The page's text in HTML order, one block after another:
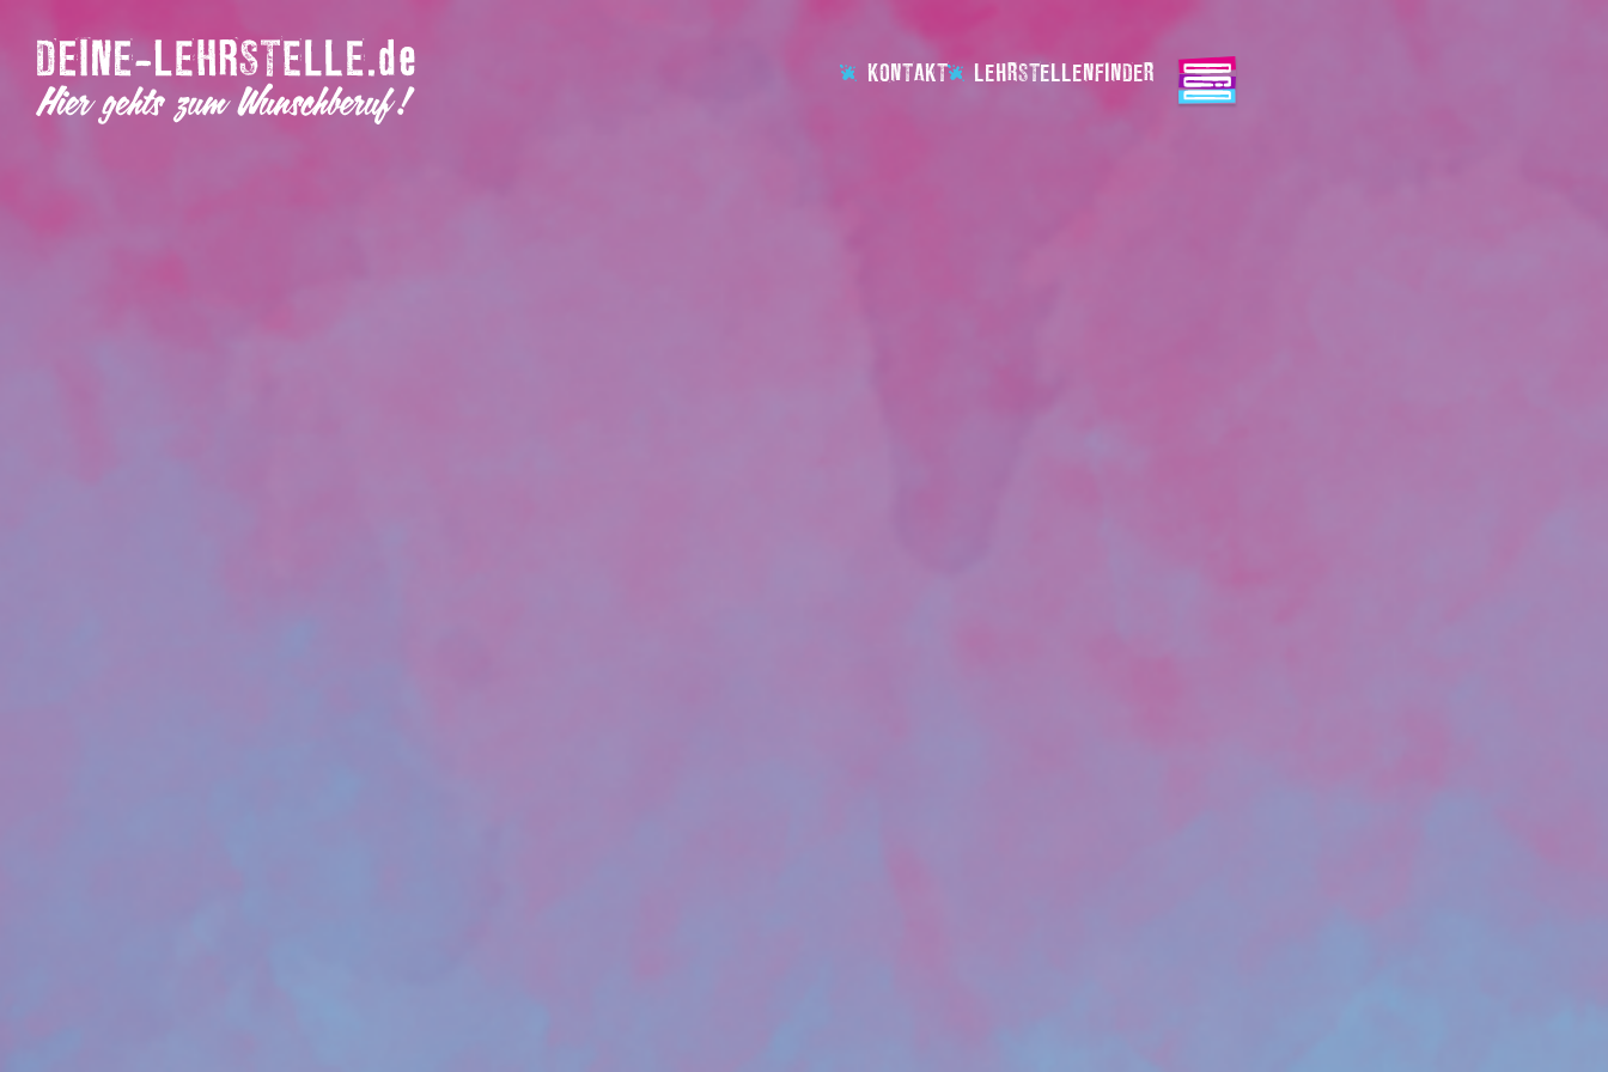
KONTAKT LEHRSTELLENFINDER